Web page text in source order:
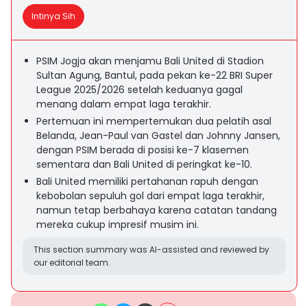
Intinya Sih
PSIM Jogja akan menjamu Bali United di Stadion
Sultan Agung, Bantul, pada pekan ke-22 BRI Super
League 2025/2026 setelah keduanya gagal
menang dalam empat laga terakhir.
Pertemuan ini mempertemukan dua pelatih asal
Belanda, Jean-Paul van Gastel dan Johnny Jansen,
dengan PSIM berada di posisi ke-7 klasemen
sementara dan Bali United di peringkat ke-10.
Bali United memiliki pertahanan rapuh dengan
kebobolan sepuluh gol dari empat laga terakhir,
namun tetap berbahaya karena catatan tandang
mereka cukup impresif musim ini.
This section summary was AI-assisted and reviewed by
our editorial team.